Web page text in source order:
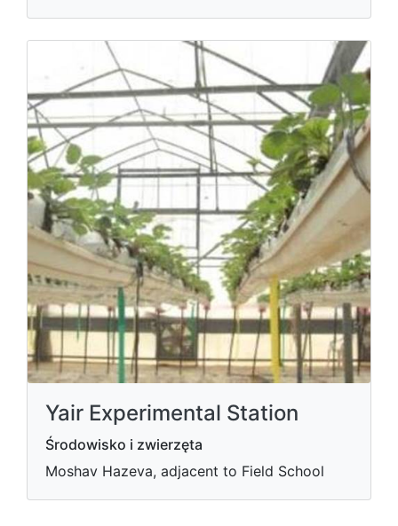
Yair Experimental Station
Środowisko i zwierzęta
Moshav Hazeva, adjacent to Field School